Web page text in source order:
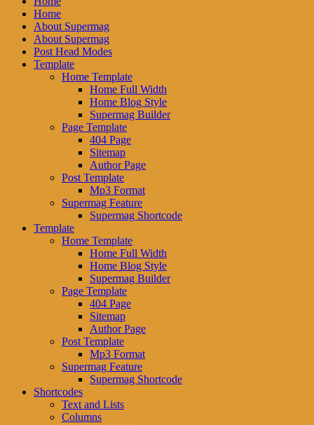
Home
About Supermag
About Supermag
Post Head Modes
Template
Home Template
Home Full Width
Home Blog Style
Supermag Builder
Page Template
404 Page
Sitemap
Author Page
Post Template
Mp3 Format
Supermag Feature
Supermag Shortcode
Template
Home Template
Home Full Width
Home Blog Style
Supermag Builder
Page Template
404 Page
Sitemap
Author Page
Post Template
Mp3 Format
Supermag Feature
Supermag Shortcode
Shortcodes
Text and Lists
Columns